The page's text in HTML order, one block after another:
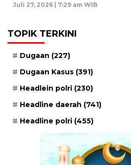
Juli 27, 2026 | 7:29 am WIB
TOPIK TERKINI
Dugaan (227)
Dugaan Kasus (391)
Headlein polri (230)
Headline daerah (741)
Headline polri (455)